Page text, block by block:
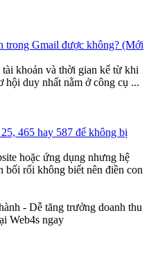
trong Gmail được không? (Mới
khoản và thời gian kể từ khi
duy nhất nằm ở công cụ ...
465 hay 587 để không bị
hoặc ứng dụng nhưng hệ
bối rối không biết nên điền con
- Dễ tăng trưởng doanh thu
Web4s ngay